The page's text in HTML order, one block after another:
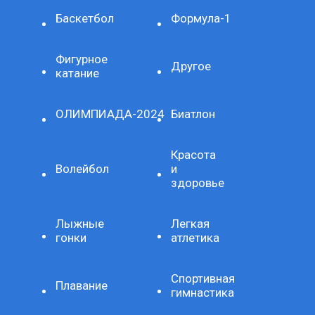
Баскетбол Формула-1
Фигурное
катание
Другое
ОЛИМПИАДА-2024 Биатлон
Волейбол
Красота
и
здоровье
Лыжные
гонки
Легкая
атлетика
Плавание
Спортивная
гимнастика